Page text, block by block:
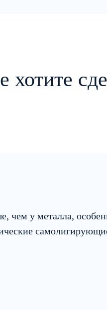
хотите
чем у металла,